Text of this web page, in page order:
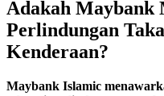
Adakah Maybank
Perlindungan
Kenderaan?
Maybank Islamic